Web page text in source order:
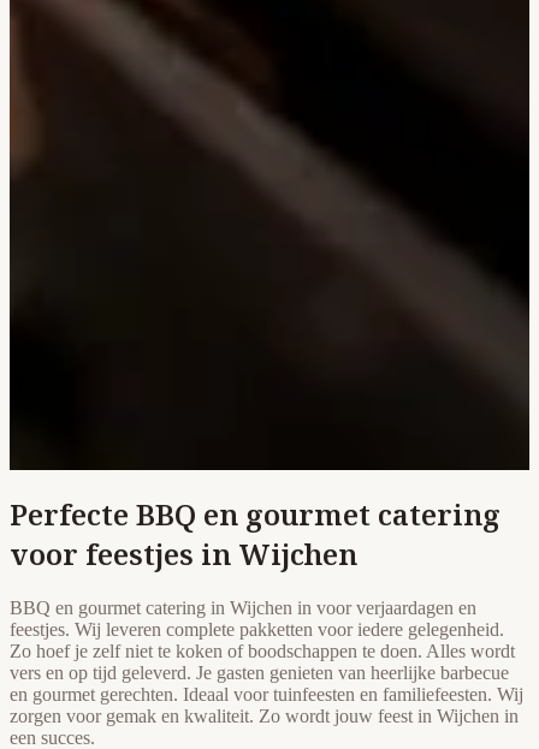
Perfecte BBQ en gourmet catering
voor feestjes in Wijchen
BBQ en gourmet catering in Wijchen in voor verjaardagen en
feestjes. Wij leveren complete pakketten voor iedere gelegenheid.
Zo hoef je zelf niet te koken of boodschappen te doen. Alles wordt
vers en op tijd geleverd. Je gasten genieten van heerlijke barbecue
en gourmet gerechten. Ideaal voor tuinfeesten en familiefeesten. Wij
zorgen voor gemak en kwaliteit. Zo wordt jouw feest in Wijchen in
een succes.